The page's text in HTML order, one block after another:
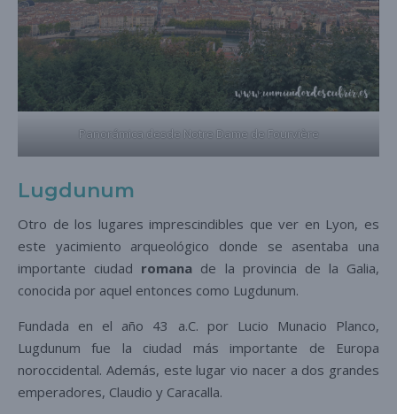
Panorámica desde Notre Dame de Fourvière
Lugdunum
Otro de los lugares imprescindibles que ver en Lyon, es
este yacimiento arqueológico donde se asentaba una
importante ciudad romana de la provincia de la Galia,
conocida por aquel entonces como Lugdunum.
Fundada en el año 43 a.C. por Lucio Munacio Planco,
Lugdunum fue la ciudad más importante de Europa
noroccidental. Además, este lugar vio nacer a dos grandes
emperadores, Claudio y Caracalla.